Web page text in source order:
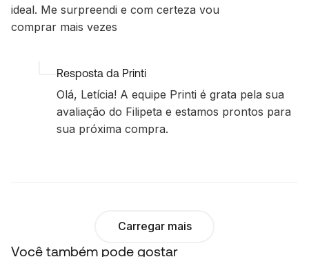
ideal. Me surpreendi e com certeza vou
comprar mais vezes
Resposta da Printi
Olá, Letícia! A equipe Printi é grata pela sua
avaliação do Filipeta e estamos prontos para
sua próxima compra.
Carregar mais
Você também pode gostar